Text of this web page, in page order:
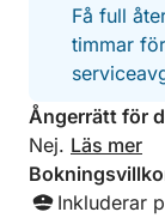
Få full
timmar
Ångerrätt för
Nej. Läs mer
Inkluderar